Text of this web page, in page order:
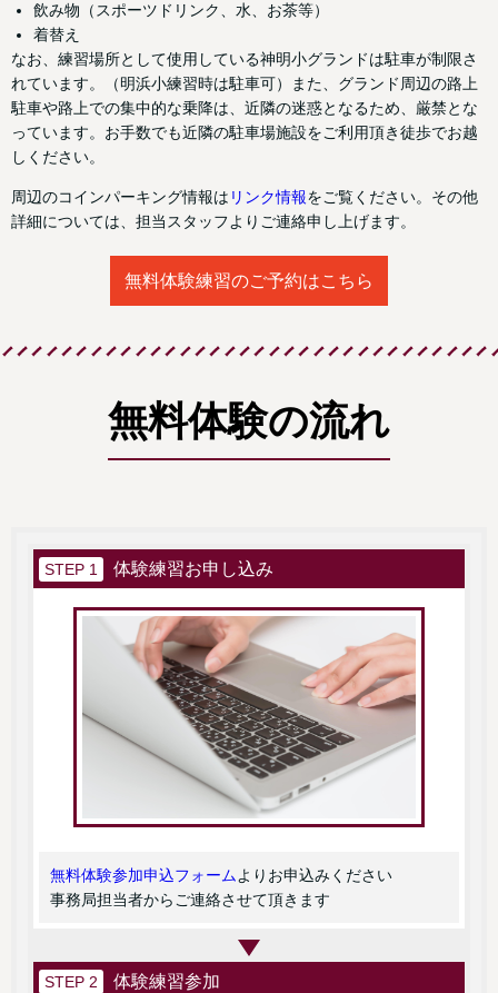
飲み物（スポーツドリンク、水、お茶等）
着替え
なお、練習場所として使用している神明小グランドは駐車が制限さ
れています。（明浜小練習時は駐車可）また、グランド周辺の路上
駐車や路上での集中的な乗降は、近隣の迷惑となるため、厳禁とな
っています。お手数でも近隣の駐車場施設をご利用頂き徒歩でお越
しください。
周辺のコインパーキング情報は リンク情報をご覧ください。その他
詳細については、担当スタッフよりご連絡申し上げます。
無料体験練習のご予約はこちら
無料体験の流れ
STEP 1 体験練習お申し込み
無料体験参加申込フォームよりお申込みください
事務局担当者からご連絡させて頂きます
STEP 2 体験練習参加